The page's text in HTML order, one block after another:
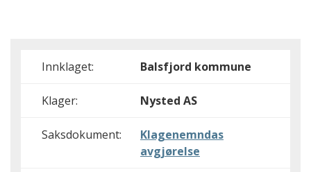
Innklaget: Balsfjord kommune
Klager: Nysted AS
Saksdokument:
Klagenemndas
avgjørelse